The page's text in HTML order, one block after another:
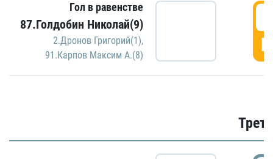
Гол в равенстве
87.Голдобин Николай(9)
2.Дронов Григорий(1),
91.Карпов Максим А.(8)